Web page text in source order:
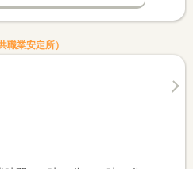
職業安定所）